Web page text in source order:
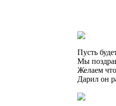
Пусть
Мы
Желаем
Дарил он